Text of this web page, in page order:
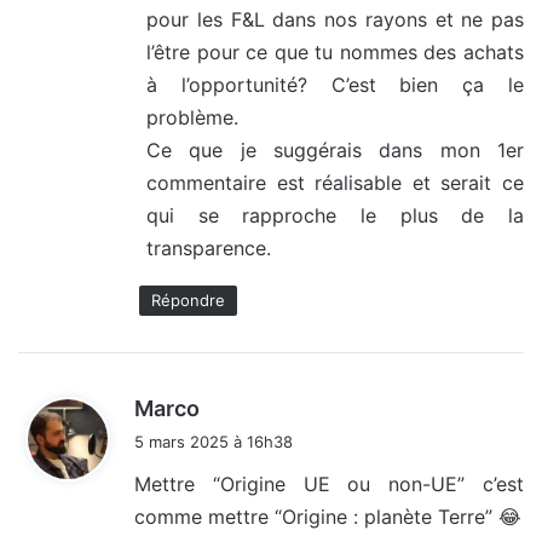
pour les F&L dans nos rayons et ne pas
l’être pour ce que tu nommes des achats
à l’opportunité? C’est bien ça le
problème.
Ce que je suggérais dans mon 1er
commentaire est réalisable et serait ce
qui se rapproche le plus de la
transparence.
Répondre
Marco
:
5 mars 2025 à 16h38
Mettre “Origine UE ou non-UE” c’est
comme mettre “Origine : planète Terre” 😂